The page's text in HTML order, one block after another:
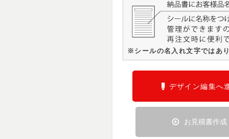
※シールの名入れ文字ではあ
お見積書作成
デザイン編集へ